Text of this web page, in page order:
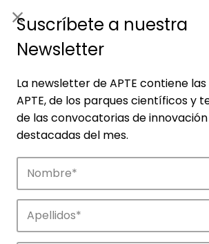
Suscríbete a nuestra
Newsletter
La newsletter de APTE contiene
APTE, de los parques científicos y
de las convocatorias de
destacadas del mes.